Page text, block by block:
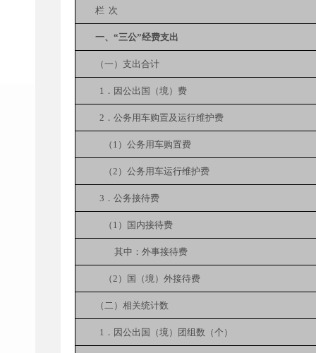
栏 次
一、“三公”经费支出
（一）支出合计
1．因公出国（境）费
2．公务用车购置及运行维护费
（1）公务用车购置费
（2）公务用车运行维护费
3．公务接待费
（1）国内接待费
其中：外事接待费
（2）国（境）外接待费
（二）相关统计数
1．因公出国（境）团组数（个）